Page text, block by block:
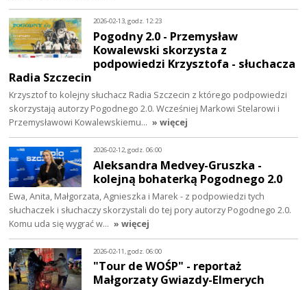
2026-02-13, godz. 12:23
Pogodny 2.0 - Przemysław
Kowalewski skorzysta z
podpowiedzi Krzysztofa - słuchacza
Radia Szczecin
Krzysztof to kolejny słuchacz Radia Szczecin z którego podpowiedzi
skorzystają autorzy Pogodnego 2.0. Wcześniej Markowi Stelarowi i
Przemysławowi Kowalewskiemu… » więcej
2026-02-12, godz. 06:00
Aleksandra Medvey-Gruszka -
kolejną bohaterką Pogodnego 2.0
Ewa, Anita, Małgorzata, Agnieszka i Marek - z podpowiedzi tych
słuchaczek i słuchaczy skorzystali do tej pory autorzy Pogodnego 2.0.
Komu uda się wygrać w… » więcej
2026-02-11, godz. 06:00
"Tour de WOŚP" - reportaż
Małgorzaty Gwiazdy-Elmerych